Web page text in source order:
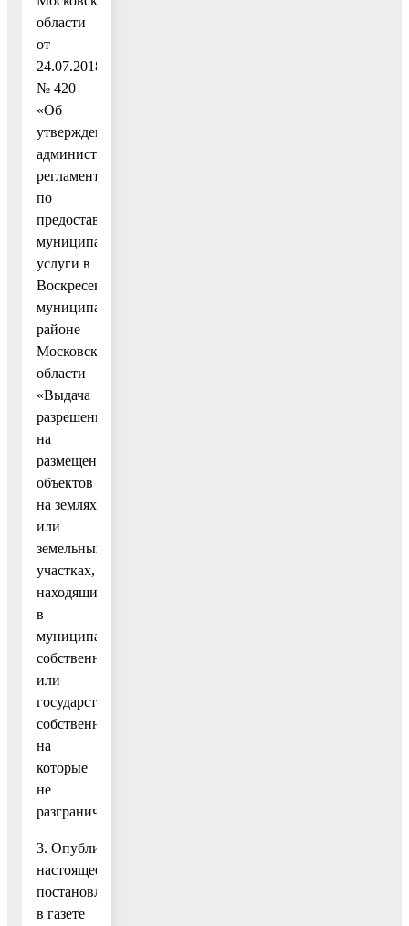
области
от
24.07.2018
№ 420
«Об
утверждении
административного
регламента
по
предоставлению
муниципальной
услуги в
Воскресенском
муниципальном
районе
Московской
области
«Выдача
разрешения
на
размещение
объектов
на землях
или
земельных
участках,
находящихся
в
муниципальной
собственности
или
государственная
собственность
на
которые
не
разграничена».
3. Опубликовать
настоящее
постановление
в газете